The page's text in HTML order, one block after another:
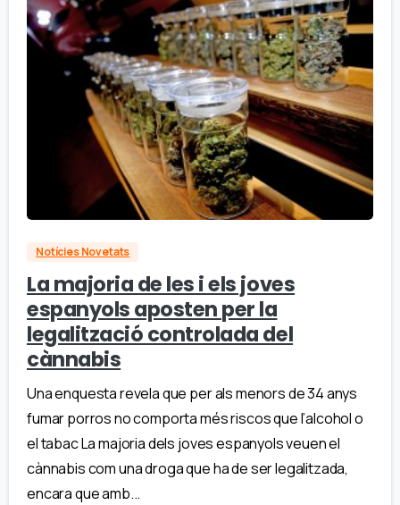
Notícies Novetats
La majoria de les i els joves
espanyols aposten per la
legalització controlada del
cànnabis
Una enquesta revela que per als menors de 34 anys
fumar porros no comporta més riscos que l’alcohol o
el tabac La majoria dels joves espanyols veuen el
cànnabis com una droga que ha de ser legalitzada,
encara que amb...